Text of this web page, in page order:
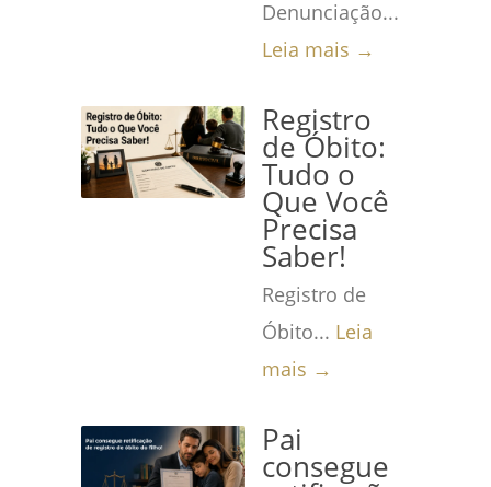
Denunciação...
Leia mais →
Registro
de Óbito:
Tudo o
Que Você
Precisa
Saber!
Registro de
Óbito... Leia
mais →
Pai
consegue